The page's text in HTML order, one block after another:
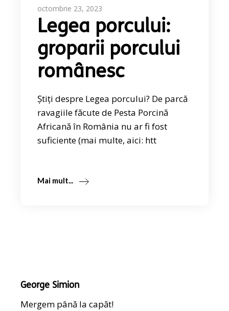
octombrie 23, 2023
Legea porcului:
groparii porcului
românesc
Știți despre Legea porcului? De parcă
ravagiile făcute de Pesta Porcină
Africană în România nu ar fi fost
suficiente (mai multe, aici: htt
Mai mult...
George Simion
Mergem până la capăt!